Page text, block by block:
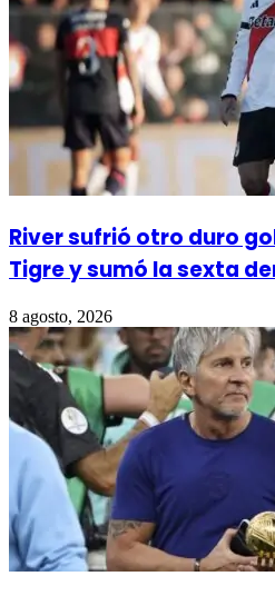
River sufrió otro duro
Tigre y sumó la sexta
8 agosto, 2026